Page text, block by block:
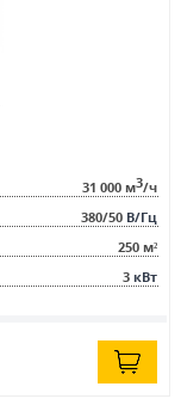
31 000м3/ч
380/50 В/Гц
250 м²
3 кВт